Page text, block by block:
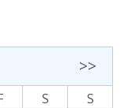
>>
S
S